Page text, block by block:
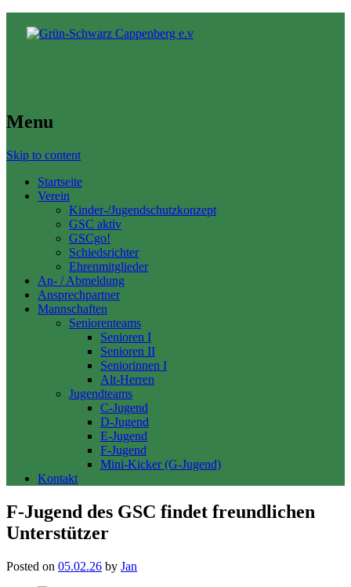
Menu
Skip to content
Startseite
Verein
Kinder-/Jugendschutzkonzept
GSC aktiv
GSCgo!
Schiedsrichter
Ehrenmitglieder
An- / Abmeldung
Ansprechpartner
Mannschaften
Seniorenteams
Senioren I
Senioren II
Seniorinnen I
Alt-Herren
Jugendteams
C-Jugend
D-Jugend
E-Jugend
F-Jugend
Mini-Kicker (G-Jugend)
Kontakt
F-Jugend des GSC findet freundlichen
Unterstützer
Posted on 05.02.26 by Jan